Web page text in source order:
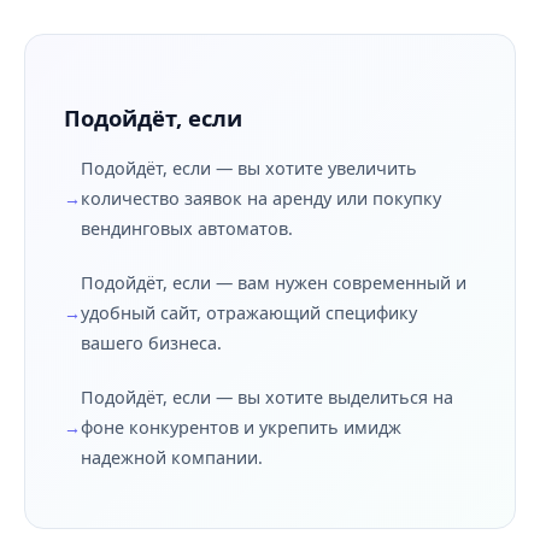
Подойдёт, если
Подойдёт, если — вы хотите увеличить
количество заявок на аренду или покупку
вендинговых автоматов.
Подойдёт, если — вам нужен современный и
удобный сайт, отражающий специфику
вашего бизнеса.
Подойдёт, если — вы хотите выделиться на
фоне конкурентов и укрепить имидж
надежной компании.